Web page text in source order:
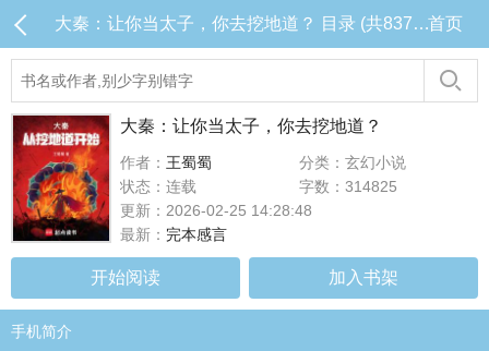
大秦：让你当太子，你去挖地道？ 目录 (共837章)首页
大秦：让你当太子，你去挖地道？
作者： 王蜀蜀
分类：玄幻小说
状态：连载
字数：314825
更新：2026-02-25 14:28:48
最新： 完本感言
开始阅读 加入书架
手机简介